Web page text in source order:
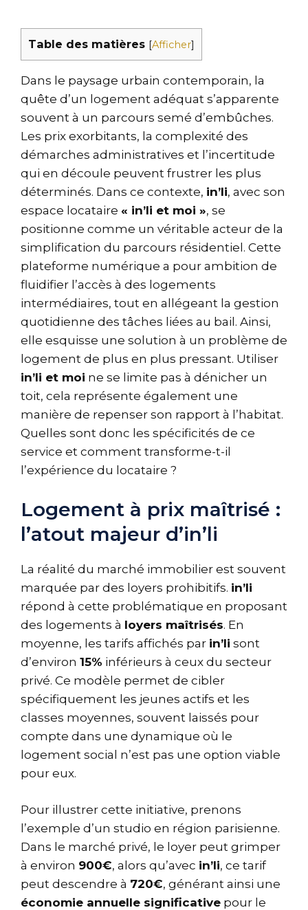
Table des matières [Afficher]
Dans le paysage urbain contemporain, la
quête d’un logement adéquat s’apparente
souvent à un parcours semé d’embûches.
Les prix exorbitants, la complexité des
démarches administratives et l’incertitude
qui en découle peuvent frustrer les plus
déterminés. Dans ce contexte, in’li, avec son
espace locataire « in’li et moi », se
positionne comme un véritable acteur de la
simplification du parcours résidentiel. Cette
plateforme numérique a pour ambition de
fluidifier l’accès à des logements
intermédiaires, tout en allégeant la gestion
quotidienne des tâches liées au bail. Ainsi,
elle esquisse une solution à un problème de
logement de plus en plus pressant. Utiliser
in’li et moi ne se limite pas à dénicher un
toit, cela représente également une
manière de repenser son rapport à l’habitat.
Quelles sont donc les spécificités de ce
service et comment transforme-t-il
l’expérience du locataire ?
Logement à prix maîtrisé :
l’atout majeur d’in’li
La réalité du marché immobilier est souvent
marquée par des loyers prohibitifs. in’li
répond à cette problématique en proposant
des logements à loyers maîtrisés. En
moyenne, les tarifs affichés par in’li sont
d’environ 15% inférieurs à ceux du secteur
privé. Ce modèle permet de cibler
spécifiquement les jeunes actifs et les
classes moyennes, souvent laissés pour
compte dans une dynamique où le
logement social n’est pas une option viable
pour eux.
Pour illustrer cette initiative, prenons
l’exemple d’un studio en région parisienne.
Dans le marché privé, le loyer peut grimper
à environ 900€, alors qu’avec in’li, ce tarif
peut descendre à 720€, générant ainsi une
économie annuelle significative pour le